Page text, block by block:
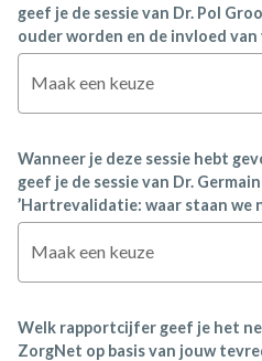
geef je de sessie van Dr. Pol
ouder worden en de invloed van
Maak een keuze
Wanneer je deze sessie hebt
geef je de sessie van Dr.
’Hartrevalidatie: waar staan we
Maak een keuze
Welk rapportcijfer geef je het
ZorgNet op basis van jouw